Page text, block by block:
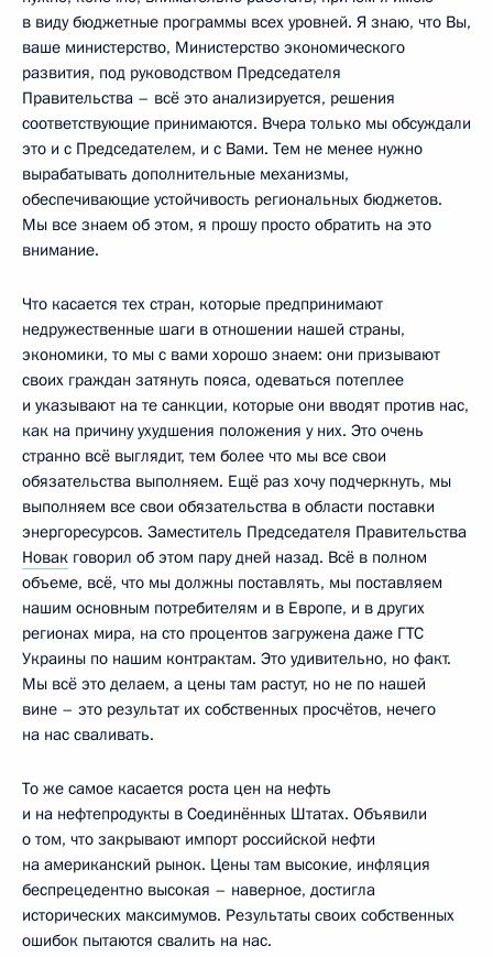
в виду бюджетные программы всех уровней. Я знаю, что Вы,
ваше министерство, Министерство экономического
развития, под руководством Председателя
Правительства – всё это анализируется, решения
соответствующие принимаются. Вчера только мы обсуждали
это и с Председателем, и с Вами. Тем не менее нужно
вырабатывать дополнительные механизмы,
обеспечивающие устойчивость региональных бюджетов.
Мы все знаем об этом, я прошу просто обратить на это
внимание.
Что касается тех стран, которые предпринимают
недружественные шаги в отношении нашей страны,
экономики, то мы с вами хорошо знаем: они призывают
своих граждан затянуть пояса, одеваться потеплее
и указывают на те санкции, которые они вводят против нас,
как на причину ухудшения положения у них. Это очень
странно всё выглядит, тем более что мы все свои
обязательства выполняем. Ещё раз хочу подчеркнуть, мы
выполняем все свои обязательства в области поставки
энергоресурсов. Заместитель Председателя Правительства
Новак говорил об этом пару дней назад. Всё в полном
объеме, всё, что мы должны поставлять, мы поставляем
нашим основным потребителям и в Европе, и в других
регионах мира, на сто процентов загружена даже ГТС
Украины по нашим контрактам. Это удивительно, но факт.
Мы всё это делаем, а цены там растут, но не по нашей
вине – это результат их собственных просчётов, нечего
на нас сваливать.
То же самое касается роста цен на нефть
и на нефтепродукты в Соединённых Штатах. Объявили
о том, что закрывают импорт российской нефти
на американский рынок. Цены там высокие, инфляция
беспрецедентно высокая – наверное, достигла
исторических максимумов. Результаты своих собственных
ошибок пытаются свалить на нас.